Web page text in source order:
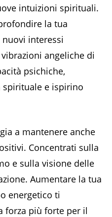
intuizioni spirituali.
la tua
interessi
angeliche di
psichiche,
e ispirino
a mantenere anche
Concentrati sulla
e sulla visione delle
Aumentare la tua
energetico ti
forza più forte per il